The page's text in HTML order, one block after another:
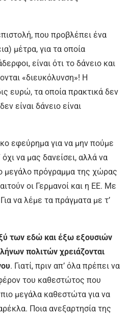
που προβλέπει ένα
μέτρα, για τα οποία
είναι ότι το δάνειο και
«διευκόλυνση»! Η
ευρώ, τα οποία πρακτικά δεν
είναι δάνειο είναι
εφεύρημα για να μην πούμε
να μας δανείσει, αλλά να
μεγάλο πρόγραμμα της χώρας
οι Γερμανοί και η ΕΕ. Με
να λέμε τα πράγματα με τ’
των εδώ και έξω εξουσιών
πολιτών χρειάζονται
. Γιατί, πριν απ’ όλα πρέπει να
του καθεστώτος που
μεγάλα καθεστώτα για να
Ποια ανεξαρτησία της